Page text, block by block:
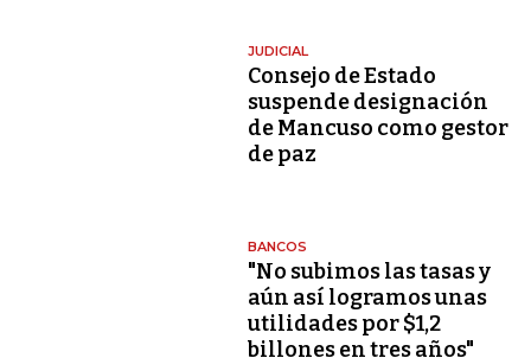
JUDICIAL
Consejo de Estado
suspende designación
de Mancuso como gestor
de paz
BANCOS
"No subimos las tasas y
aún así logramos unas
utilidades por $1,2
billones en tres años"